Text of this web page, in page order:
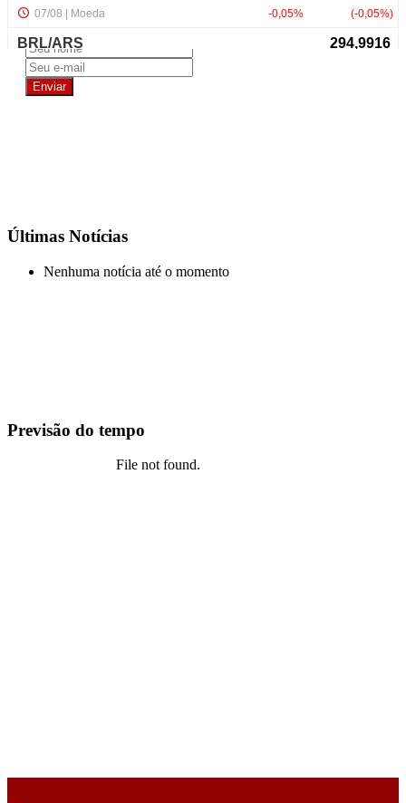
NewsLetter
Últimas Notícias
Nenhuma notícia até o momento
Previsão do tempo